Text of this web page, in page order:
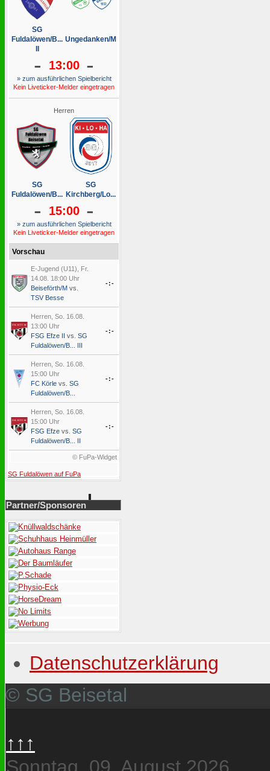
SG
Fuldalöwen/B...
II
Ungedanken/M
- 13:00 -
» zum ausführlichen Spielbericht
Kein Liveticker-Melder eingetragen
Herren
SG
Fuldalöwen/B...
SG
Kirchberg/Lo...
- 15:00 -
» zum ausführlichen Spielbericht
Kein Liveticker-Melder eingetragen
Vorschau
E-Jugend (U11), Fr.
14.08. 18:00 Uhr
Beiseförth/M vs.
TSV Besse
-:-
Herren, So. 16.08.
13:00 Uhr
FSG Efze II vs. SG
Fuldalöwen/B... III
-:-
Herren, So. 16.08.
15:00 Uhr
FC Körle vs. SG
Fuldalöwen/B...
-:-
Herren, So. 16.08.
15:00 Uhr
FSG Efze vs. SG
Fuldalöwen/B... II
-:-
© FuPa-Widget
SG Fuldalöwen auf FuPa
Partner/Sponsoren
Datenschutzerklärung
© SG Beisetal
↑↑↑